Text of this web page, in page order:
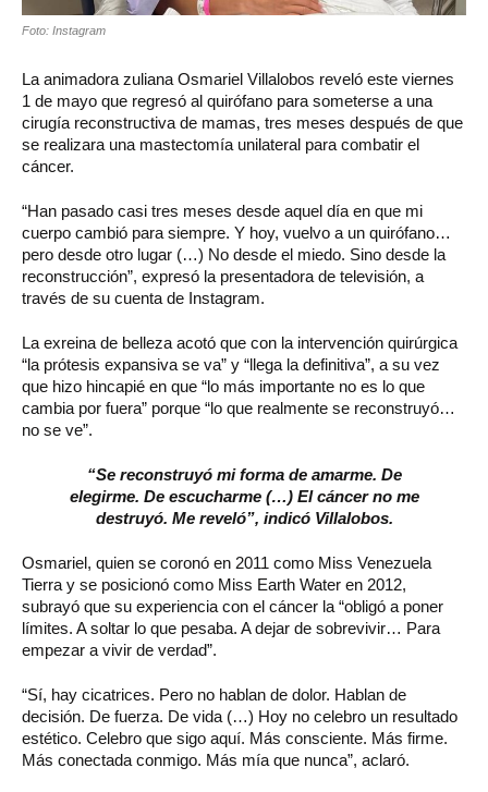
Foto: Instagram
La animadora zuliana Osmariel Villalobos reveló este viernes
1 de mayo que regresó al quirófano para someterse a una
cirugía reconstructiva de mamas, tres meses después de que
se realizara una mastectomía unilateral para combatir el
cáncer.
“Han pasado casi tres meses desde aquel día en que mi
cuerpo cambió para siempre. Y hoy, vuelvo a un quirófano…
pero desde otro lugar (…) No desde el miedo. Sino desde la
reconstrucción”, expresó la presentadora de televisión, a
través de su cuenta de Instagram.
La exreina de belleza acotó que con la intervención quirúrgica
“la prótesis expansiva se va” y “llega la definitiva”, a su vez
que hizo hincapié en que “lo más importante no es lo que
cambia por fuera” porque “lo que realmente se reconstruyó…
no se ve”.
“Se reconstruyó mi forma de amarme. De
elegirme. De escucharme (…) El cáncer no me
destruyó. Me reveló”, indicó Villalobos.
Osmariel, quien se coronó en 2011 como Miss Venezuela
Tierra y se posicionó como Miss Earth Water en 2012,
subrayó que su experiencia con el cáncer la “obligó a poner
límites. A soltar lo que pesaba. A dejar de sobrevivir… Para
empezar a vivir de verdad”.
“Sí, hay cicatrices. Pero no hablan de dolor. Hablan de
decisión. De fuerza. De vida (…) Hoy no celebro un resultado
estético. Celebro que sigo aquí. Más consciente. Más firme.
Más conectada conmigo. Más mía que nunca”, aclaró.